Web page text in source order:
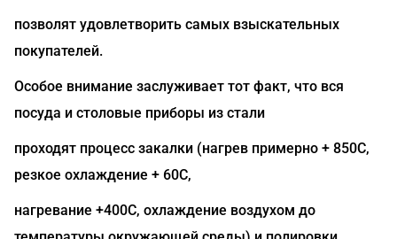
позволят удовлетворить самых взыскательных
покупателей.
Особое внимание заслуживает тот факт, что вся
посуда и столовые приборы из стали
проходят процесс закалки (нагрев примерно + 850C,
резкое охлаждение + 60С,
нагревание +400C, охлаждение воздухом до